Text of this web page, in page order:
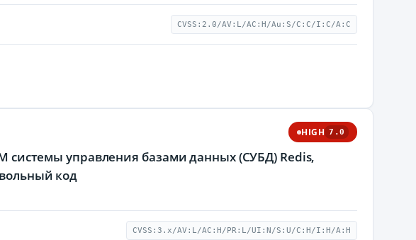
CVSS:2.0/AV:L/AC:H/Au:S/C:C/I:C/A:C
HIGH 7.0
системы управления базами данных (СУБД) Redis,
код
CVSS:3.x/AV:L/AC:H/PR:L/UI:N/S:U/C:H/I:H/A:H